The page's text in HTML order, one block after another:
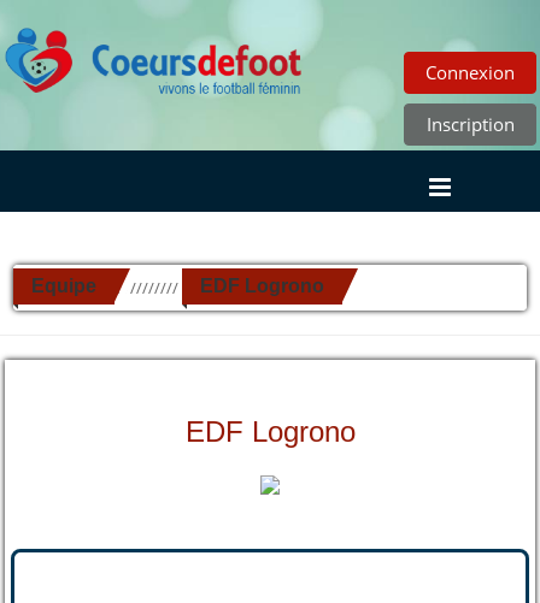
Connexion
Inscription
Equipe ////////// EDF Logrono
EDF Logrono